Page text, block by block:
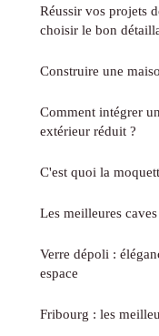
Réussir vos projets
choisir le bon
Construire une
Comment intégrer
extérieur réduit ?
C'est quoi la
Les meilleures
Verre dépoli :
espace
Fribourg : les